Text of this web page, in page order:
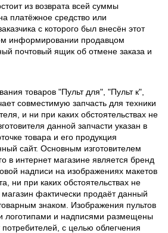
из возврата всей суммы
платёжное средство или
с которого был внесён этот
информировании продавцом
почтовый ящик об отмене заказа и
товаров "Пульт для", "Пульт к",
совместимую запчасть для техники
и ни при каких обстоятельствах не
данной запчасти указан в
товара и его продукция
сайт. Основным изготовителем
в интернет магазине является бренд
надписи на изображениях макетов
ни при каких обстоятельствах не
магазин фактически продаёт данный
знаком. Изображения пультов
логотипами и надписями размещены
потребителей, с целью облегчения